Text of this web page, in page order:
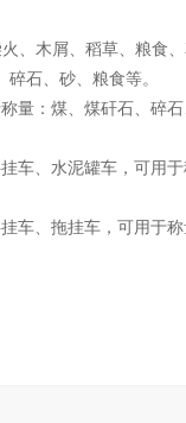
、木屑、稻草、粮食、
石、砂、粮食等。
量：煤、煤矸石、碎
车、水泥罐车，可用
车、拖挂车，可用于称